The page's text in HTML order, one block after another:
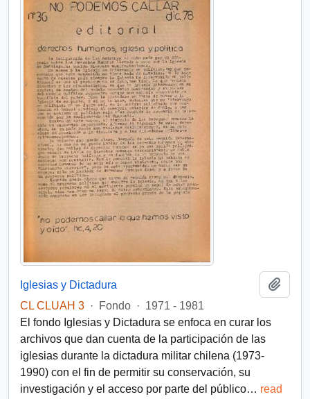
Iglesias y Dictadura
CL CLUAH 3 · Fondo · 1971 - 1981
El fondo Iglesias y Dictadura se enfoca en curar los
archivos que dan cuenta de la participación de las
iglesias durante la dictadura militar chilena (1973-
1990) con el fin de permitir su conservación, su
investigación y el acceso por parte del público… read